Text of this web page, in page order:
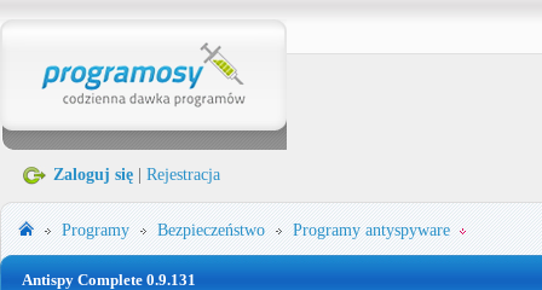
Zaloguj się Rejestracja
Programy Bezpieczeństwo Programy antyspyware
Antispy Complete 0.9.131